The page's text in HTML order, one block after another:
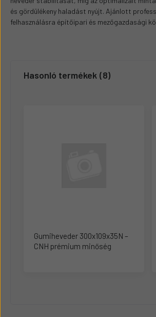
és gördülékeny haladást nyújt. Ajánlott
felhasználásra építőipari és mezőgazdasági
Hasonló termékek 8
Gumiheveder 300x109x35N –
CNH prémium minőség